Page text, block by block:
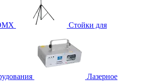
Стойки для
Лазерное